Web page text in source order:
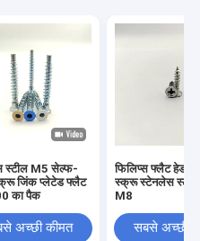
स्टील M5 सेल्फ-
जिंक प्लेटेड फ्लैट
का पैक
अच्छी कीमत
फिलिप्स फ्लैट हेड
स्क्रू स्टेनलेस
M8
सबसे अच्छी